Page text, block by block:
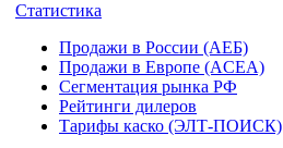
Статистика
Продажи в России (АЕБ)
Продажи в Европе (ACEA)
Сегментация рынка РФ
Рейтинги дилеров
Тарифы каско (ЭЛТ-ПОИСК)